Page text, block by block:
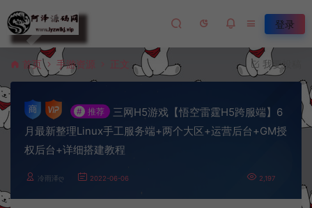
登录
首页 手游资源 正文 我要投稿
# 推荐
三网H5游戏【悟空雷霆H5跨服端】6
月最新整理Linux手工服务端+两个大区+运营后台+GM授
权后台+详细搭建教程
冷雨泽ღ 2022-06-06 2,197